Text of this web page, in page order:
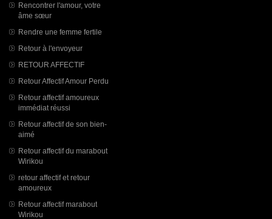
Rencontrer l'amour, votre
âme sœur
Rendre une femme fertile
Retour à l'envoyeur
RETOUR AFFECTIF
Retour Affectif Amour Perdu
Retour affectif amoureux
immédiat réussi
Retour affectif de son bien-
aimé
Retour affectif du marabout
Wirikou
retour affectif et retour
amoureux
Retour affectif marabout
Wirikou